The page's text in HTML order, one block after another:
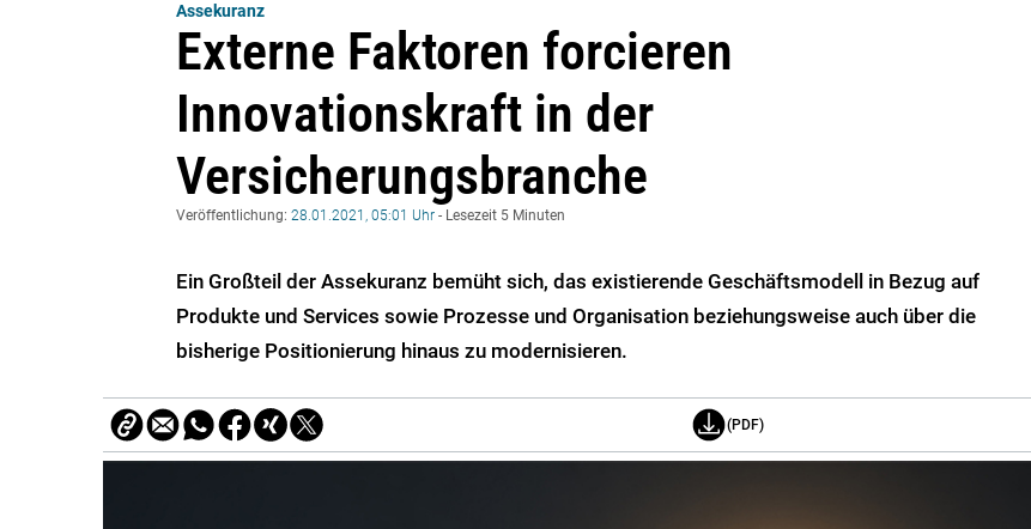
Assekuranz
Externe Faktoren forcieren
Innovationskraft in der
Versicherungsbranche
Veröffentlichung: 28.01.2021, 05:01 Uhr - Lesezeit 5 Minuten
Ein Großteil der Assekuranz bemüht sich, das existierende Geschäftsmodell in Bezug auf
Produkte und Services sowie Prozesse und Organisation beziehungsweise auch über die
bisherige Positionierung hinaus zu modernisieren.
(PDF)